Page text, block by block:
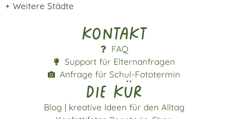
+ Weitere Städte
Kontakt
FAQ
Support für Elternanfragen
Anfrage für Schul-Fototermin
die kür
Blog | kreative Ideen für den Alltag